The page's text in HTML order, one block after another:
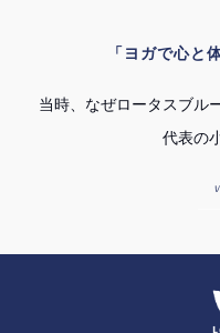
「ヨガで心と
当時、なぜロータスブル
代表の